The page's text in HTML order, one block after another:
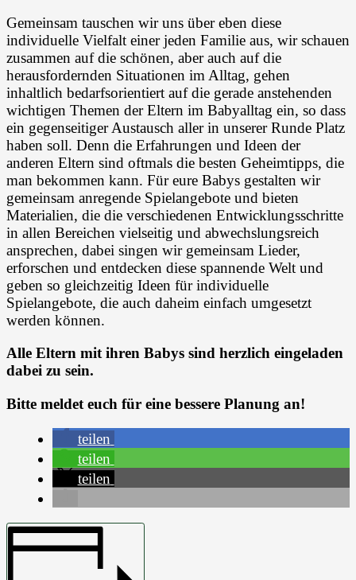
Gemeinsam tauschen wir uns über eben diese
individuelle Vielfalt einer jeden Familie aus, wir schauen
zusammen auf die schönen, aber auch auf die
herausfordernden Situationen im Alltag, gehen
inhaltlich bedarfsorientiert auf die gerade anstehenden
wichtigen Themen der Eltern im Babyalltag ein, so dass
ein gegenseitiger Austausch aller in unserer Runde Platz
haben soll. Denn die Erfahrungen und Ideen der
anderen Eltern sind oftmals die besten Geheimtipps, die
man bekommen kann. Für eure Babys gestalten wir
gemeinsam anregende Spielangebote und bieten
Materialien, die die verschiedenen Entwicklungsschritte
in allen Bereichen vielseitig und abwechslungsreich
ansprechen, dabei singen wir gemeinsam Lieder,
erforschen und entdecken diese spannende Welt und
geben so gleichzeitig Ideen für individuelle
Spielangebote, die auch daheim einfach umgesetzt
werden können.
Alle Eltern mit ihren Babys sind herzlich eingeladen
dabei zu sein.
Bitte meldet euch für eine bessere Planung an!
teilen
teilen
teilen